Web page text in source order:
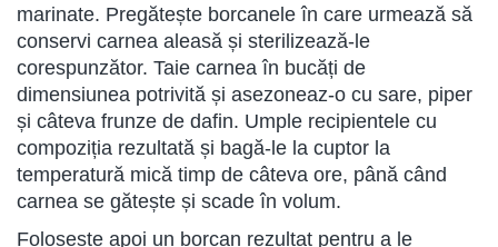
marinate. Pregătește borcanele în care urmează să
conservi carnea aleasă și sterilizează-le
corespunzător. Taie carnea în bucăți de
dimensiunea potrivită și asezoneaz-o cu sare, piper
și câteva frunze de dafin. Umple recipientele cu
compoziția rezultată și bagă-le la cuptor la
temperatură mică timp de câteva ore, până când
carnea se gătește și scade în volum.
Folosește apoi un borcan rezultat pentru a le